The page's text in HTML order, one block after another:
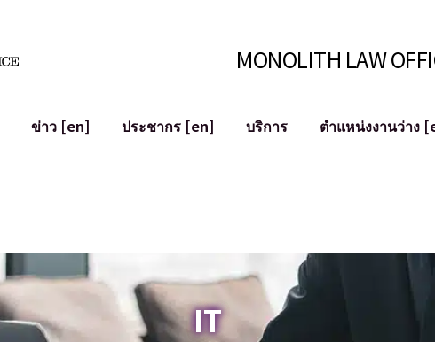
MONOLITH LAW
ข่าว [en] ประชากร [en]
บริการ
า
อาชญากรรมไซเบอร์
การบรรเทา
ตำแหน่งงานว่าง
IT